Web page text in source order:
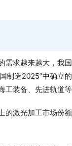
求越来越大，我
制造2025”中确立
装备、先进轨道等
激光加工市场份